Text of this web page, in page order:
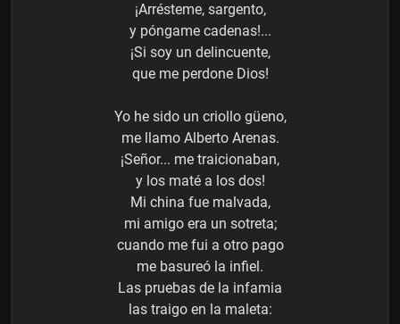
¡Arrésteme, sargento,
y póngame cadenas!...
¡Si soy un delincuente,
que me perdone Dios!
Yo he sido un criollo güeno,
me llamo Alberto Arenas.
¡Señor... me traicionaban,
y los maté a los dos!
Mi china fue malvada,
mi amigo era un sotreta;
cuando me fui a otro pago
me basureó la infiel.
Las pruebas de la infamia
las traigo en la maleta: